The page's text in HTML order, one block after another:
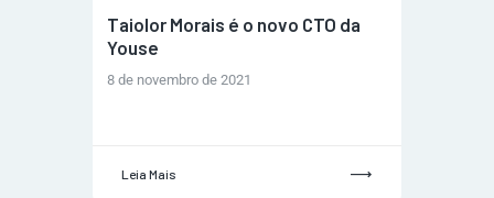
Taiolor Morais é o novo CTO da
Youse
8 de novembro de 2021
Leia Mais